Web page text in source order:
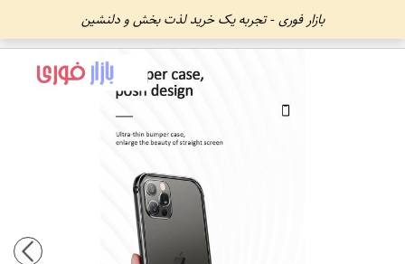
بازار فوری - تجربه یک خرید لذت بخش و دلنشین